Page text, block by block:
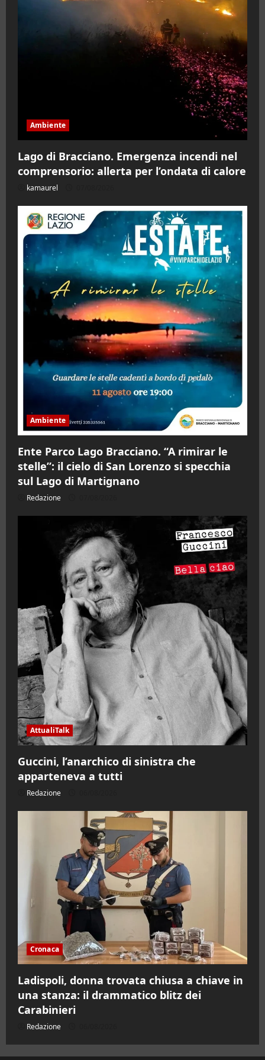
Ambiente
Lago di Bracciano. Emergenza incendi nel
comprensorio: allerta per l’ondata di calore
kamaurel
Ambiente
Ente Parco Lago Bracciano. “A rimirar le
stelle”: il cielo di San Lorenzo si specchia
sul Lago di Martignano
Redazione
AttualiTalk
Guccini, l’anarchico di sinistra che
apparteneva a tutti
Redazione
Cronaca
Ladispoli, donna trovata chiusa a chiave in
una stanza: il drammatico blitz dei
Carabinieri
Redazione